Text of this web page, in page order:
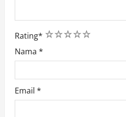
Rating* 5
4
3
2
1
Nama *
Email *